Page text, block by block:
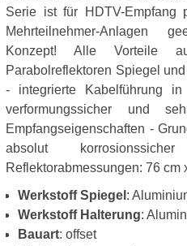
Serie ist für HDTV-Empfang
Mehrteilnehmer-Anlagen
Konzept! Alle Vorteile
Parabolreflektoren Spiegel
- integrierte Kabelführung
verformungssicher und
Empfangseigenschaften -
absolut
Reflektorabmessungen: 76 cm
Werkstoff Spiegel :
Werkstoff Halterung:
Bauart: offset